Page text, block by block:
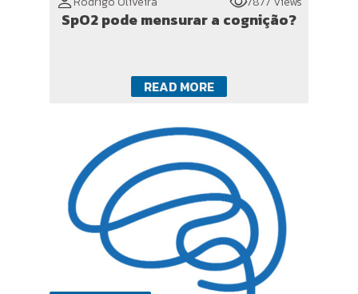
SpO2 pode mensurar a cognição?
READ MORE